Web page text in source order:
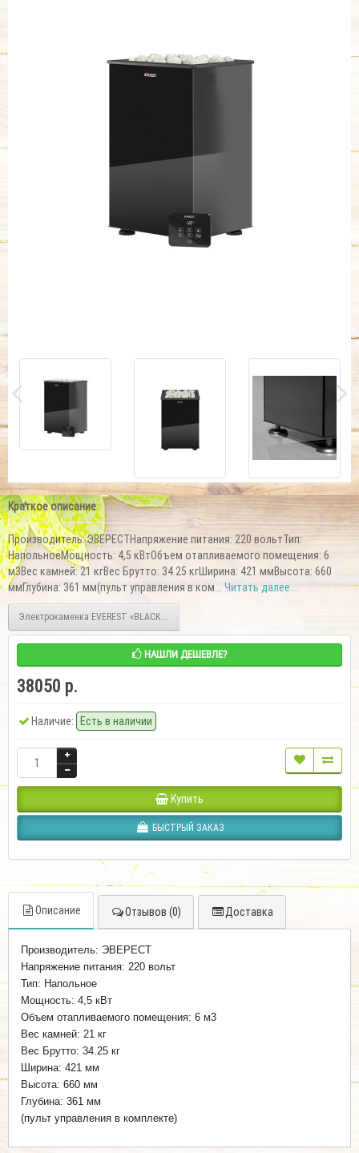
Краткое описание
Производитель: ЭВЕРЕСТНапряжение питания: 220 вольтТип:
НапольноеМощность: 4,5 кВтОбъем отапливаемого помещения: 6
м3Вес камней: 21 кгВес Брутто: 34.25 кгШирина: 421 ммВысота: 660
ммГлубина: 361 мм(пульт управления в ком... Читать далее...
Электрокаменка EVEREST «BLACK CRYSTAL» S90 (пульт управления в комплекте)
НАШЛИ ДЕШЕВЛЕ?
38050 р.
Наличие: Есть в наличии
Купить
БЫСТРЫЙ ЗАКАЗ
Описание Отзывов (0) Доставка
Производитель: ЭВЕРЕСТ
Напряжение питания: 220 вольт
Тип: Напольное
Мощность: 4,5 кВт
Объем отапливаемого помещения: 6 м3
Вес камней: 21 кг
Вес Брутто: 34.25 кг
Ширина: 421 мм
Высота: 660 мм
Глубина: 361 мм
(пульт управления в комплекте)